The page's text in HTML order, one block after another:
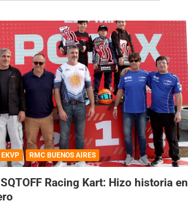
RMC BUENOS AIRES
Racing Kart: Hizo historia en